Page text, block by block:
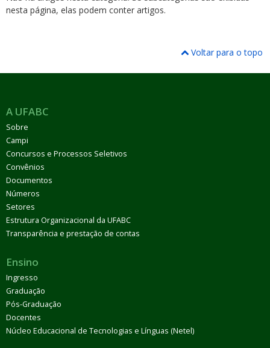
nesta página, elas podem conter artigos.
Voltar para o topo
A UFABC
Sobre
Campi
Concursos e Processos Seletivos
Convênios
Documentos
Números
Setores
Estrutura Organizacional da UFABC
Transparência e prestação de contas
Ensino
Ingresso
Graduação
Pós-Graduação
Docentes
Núcleo Educacional de Tecnologias e Línguas (Netel)